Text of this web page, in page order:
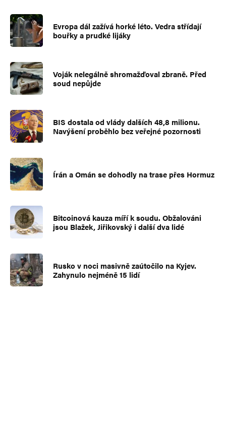
Evropa dál zažívá horké léto. Vedra střídají
bouřky a prudké lijáky
Voják nelegálně shromažďoval zbraně. Před
soud nepůjde
BIS dostala od vlády dalších 48,8 milionu.
Navýšení proběhlo bez veřejné pozornosti
Írán a Omán se dohodly na trase přes Hormuz
Bitcoinová kauza míří k soudu. Obžalováni
jsou Blažek, Jiřikovský i další dva lidé
Rusko v noci masivně zaútočilo na Kyjev.
Zahynulo nejméně 15 lidí